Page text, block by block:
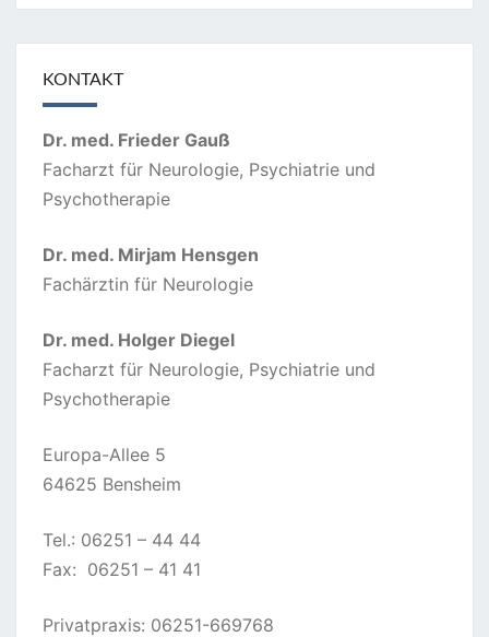
KONTAKT
Dr. med. Frieder Gauß
Facharzt für Neurologie, Psychiatrie und
Psychotherapie
Dr. med. Mirjam Hensgen
Fachärztin für Neurologie
Dr. med. Holger Diegel
Facharzt für Neurologie, Psychiatrie und
Psychotherapie
Europa-Allee 5
64625 Bensheim
Tel.: 06251 – 44 44
Fax: 06251 – 41 41
Privatpraxis: 06251-669768